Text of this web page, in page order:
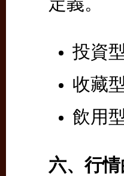
投資
收藏
飲用
六、行